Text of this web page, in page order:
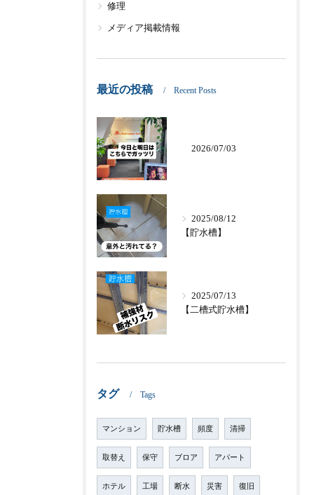
修理
メディア掲載情報
最近の投稿 Recent Posts
2026/07/03
2025/08/12
【貯水槽】
2025/07/13
【二槽式貯水槽】
タグ Tags
マンション 貯水槽 頻度 清掃
取替え 保守 ブロア アパート
ホテル 工場 断水 災害 復旧